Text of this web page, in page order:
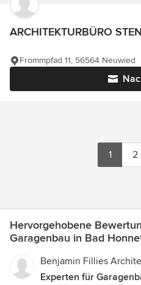
ARCHITEKTURBÜRO
Frommpfad 11, 56564 Neuwied
1 2
Hervorgehobene
Garagenbau in Bad
Benjamin Fillies
Experten für